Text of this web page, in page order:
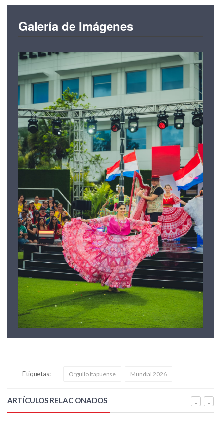
Galería de Imágenes
Etiquetas: Orgullo Itapuense Mundial 2026
ARTÍCULOS RELACIONADOS